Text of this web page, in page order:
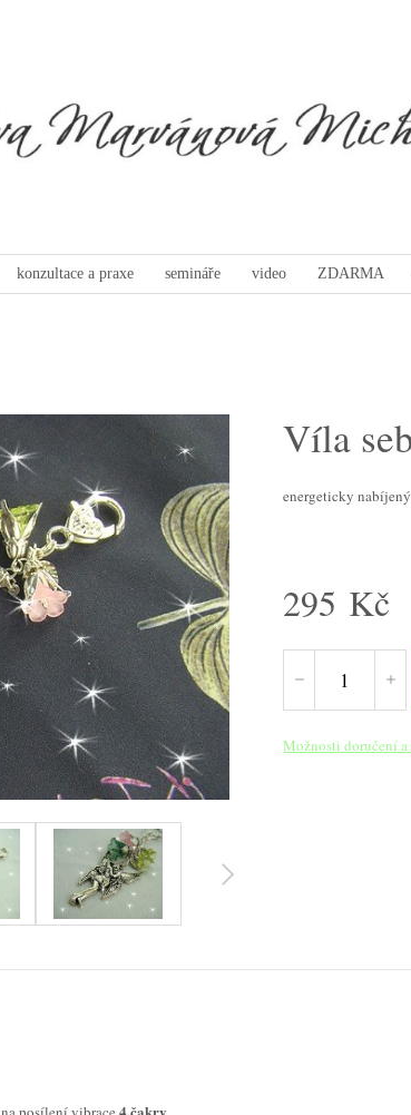
konzultace a praxe semináře video ZDARMA
Víla
energeticky
295 Kč
Možnosti doručení
4.čakry